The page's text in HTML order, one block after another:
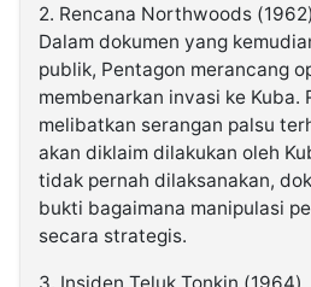
2. Rencana Northwoods (1962)
Dalam dokumen yang
publik, Pentagon merancang
membenarkan invasi ke Kuba.
melibatkan serangan palsu
akan diklaim dilakukan oleh
tidak pernah dilaksanakan,
bukti bagaimana manipulasi
secara strategis.
3. Insiden Teluk Tonkin (1964)